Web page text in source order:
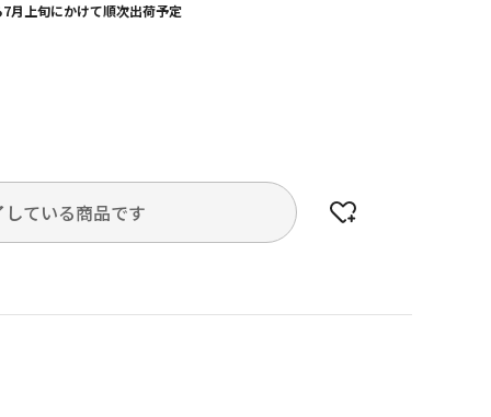
月上旬にかけて順次出荷予定
ている商品です